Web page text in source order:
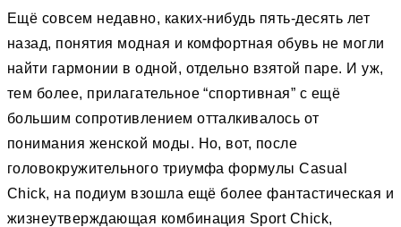
Ещё совсем недавно, каких-нибудь пять-десять лет
назад, понятия модная и комфортная обувь не могли
найти гармонии в одной, отдельно взятой паре. И уж,
тем более, прилагательное “спортивная” c ещё
большим сопротивлением отталкивалось от
понимания женской моды. Но, вот, после
головокружительного триумфа формулы Casual
Chick, на подиум взошла ещё более фантастическая и
жизнеутверждающая комбинация Sport Chick,